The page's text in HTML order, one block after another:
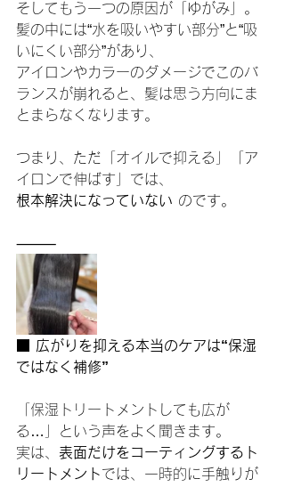
そしてもう一つの原因が「ゆがみ」。
髪の中には“水を吸いやすい部分”と“吸
いにくい部分”があり、
アイロンやカラーのダメージでこのバ
ランスが崩れると、髪は思う方向にま
とまらなくなります。
つまり、ただ「オイルで抑える」「ア
イロンで伸ばす」では、
根本解決になっていない のです。
⸻
■ 広がりを抑える本当のケアは“保湿
ではなく補修”
「保湿トリートメントしても広が
る…」という声をよく聞きます。
実は、 表面だけをコーティングするト
リートメントでは、一時的に手触りが